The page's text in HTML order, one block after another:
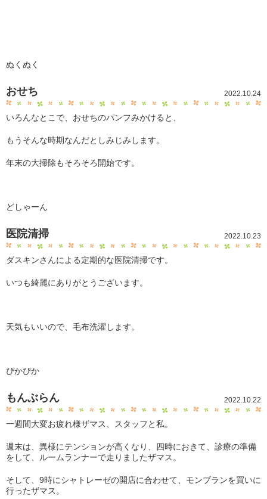
ぬくぬく
2022.10.24
おせち
いろんなとこで、おせちのパンフみかけると、
もうそんな時期なんだとしみじみします。
年末の大掃除もそろそろ開始です。
どしゃーん
2022.10.23
医院清掃
ダスキンさんによる定期的な医院清掃です。
いつも綺麗にありがとうございます。
天気もいいので、毛布洗濯します。
ぴかぴか
2022.10.22
もんぶらん
一週間大変お疲れ様ザマス、スタッフと私。
週末は、異様にテンションが高くなり、四時におきて、診療の準備
をして、ルームランナーで走りましたザマス。
そして、9時にシャトレーゼの開店に合わせて、モンブランを買いに
行ったザマス。